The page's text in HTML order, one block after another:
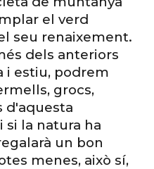
el verd
seu renaixement.
dels anteriors
i estiu, podrem
grocs,
d'aquesta
si la natura ha
un bon
menes, això sí,